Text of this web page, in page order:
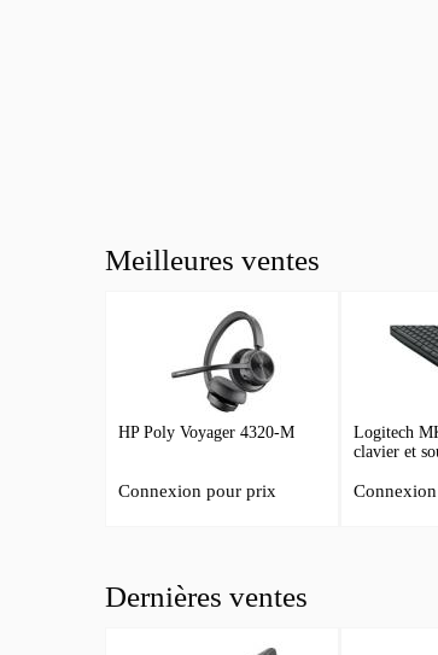
Meilleures ventes
HP Poly Voyager 4320-M
Connexion pour prix
Logitech
clavier et
Dernières ventes